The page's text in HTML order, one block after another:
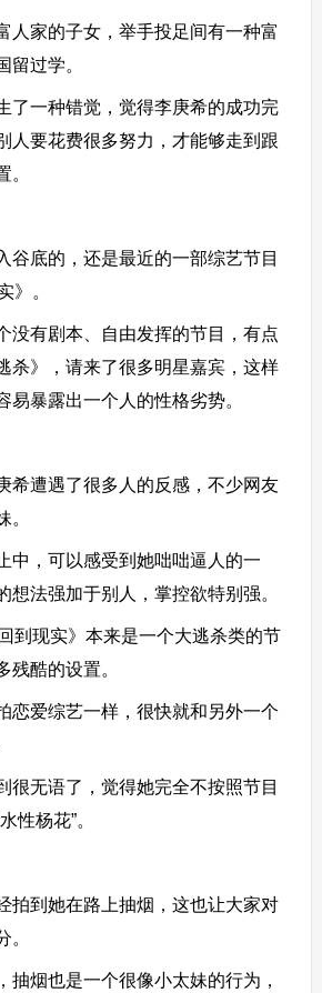
人家的子女，举手投足间有一种富
留过学。
了一种错觉，觉得李庚希的成功完
人要花费很多努力，才能够走到跟
。
谷底的，还是最近的一部综艺节目
》。
没有剧本、自由发挥的节目，有点
杀》，请来了很多明星嘉宾，这样
易暴露出一个人的性格劣势。
希遭遇了很多人的反感，不少网友
。
中，可以感受到她咄咄逼人的一
想法强加于别人，掌控欲特别强。
到现实》本来是一个大逃杀类的节
残酷的设置。
恋爱综艺一样，很快就和另外一个
很无语了，觉得她完全不按照节目
性杨花”。
拍到她在路上抽烟，这也让大家对
。
抽烟也是一个很像小太妹的行为，